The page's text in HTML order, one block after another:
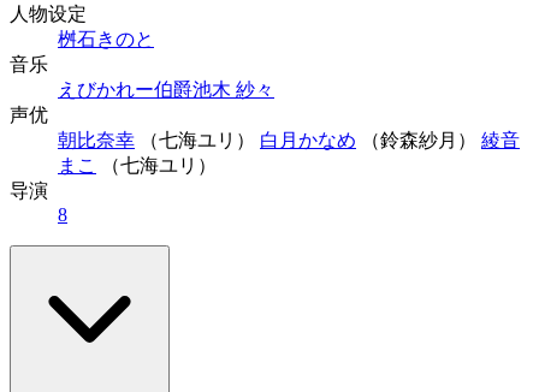
人物设定
桝石きのと
音乐
えびかれー伯爵池木 紗々
声优
朝比奈幸 （七海ユリ） 白月かなめ （鈴森紗月） 綾音
まこ
（七海ユリ）
导演
8